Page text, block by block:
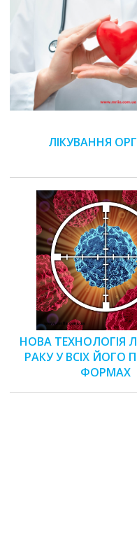
ЛІКУВАННЯ
НОВА ТЕХНОЛОГІЯ
РАКУ У ВСІХ ЙОГО
ФОРМАХ